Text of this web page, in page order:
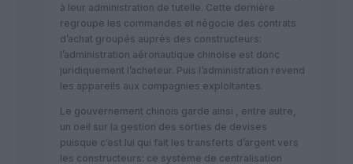
à leur administration de tutelle. Cette dernière
regroupe les commandes et négocie des contrats
d’achat groupés auprès des constructeurs:
l’administration aéronautique chinoise est donc
juridiquement l’acheteur. Puis l’administration revend
les appareils aux compagnies exploitantes.
Le gouvernement chinois garde ainsi , entre autre,
un oeil sur la gestion des sorties de devises
puisque c’est lui qui fait les transferts d’argent vers
les constructeurs: ce système de centralisation